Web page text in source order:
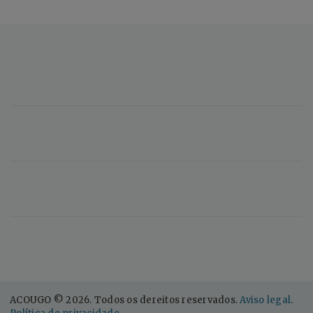
ACOUGO © 2026. Todos os dereitos reservados.Aviso legal.